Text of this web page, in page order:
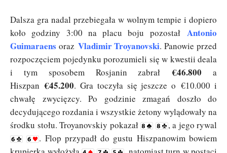
Dalsza gra nadal przebiegała w wolnym tempie i dopiero
koło godziny 3:00 na placu boju pozostał Antonio
Guimaraens oraz Vladimir Troyanovski. Panowie przed
rozpoczęciem pojedynku porozumieli się w kwestii deala
i tym sposobem Rosjanin zabrał€46.800 a
Hiszpan€45.200. Gra toczyła się jeszcze o €10.000 i
chwałę zwycięzcy. Po godzinie zmagań doszło do
decydującego rozdania i wszystkie żetony wylądowały na
środku stołu. Troyanovskiy pokazał
, a jego rywal
. Flop przypadł do gustu Hiszpanowim bowiem